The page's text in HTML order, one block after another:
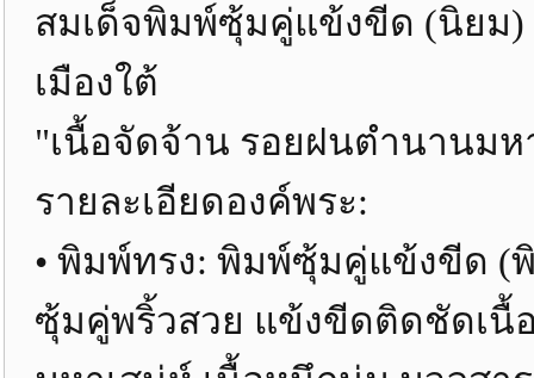
สมเด็จพิมพ์ซุ้มคู่แข้งขีด (นิยม
เมืองใต้
"เนื้อจัดจ้าน รอยฝนตำนานมห
รายละเอียดองค์พระ:
• พิมพ์ทรง: พิมพ์ซุ้มคู่แข้งขีด (
ซุ้มคู่พริ้วสวย แข้งขีดติดชัดเนื้